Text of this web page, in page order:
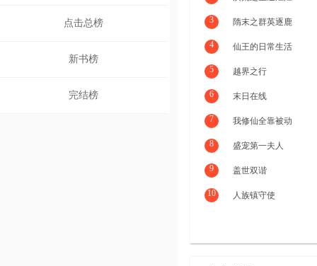
点击总榜
新书榜
完结榜
3 隋末之群英逐鹿
4 仙王的日常生活
5 越界之行
6 末日在线
7 我修仙全靠被动
8 盛宠第一夫人
9 盖世双谐
10 人族镇守使